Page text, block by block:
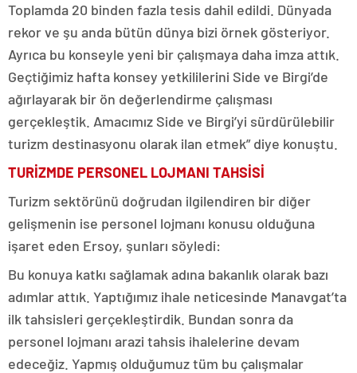
Toplamda 20 binden fazla tesis dahil edildi. Dünyada
rekor ve şu anda bütün dünya bizi örnek gösteriyor.
Ayrıca bu konseyle yeni bir çalışmaya daha imza attık.
Geçtiğimiz hafta konsey yetkililerini Side ve Birgi’de
ağırlayarak bir ön değerlendirme çalışması
gerçekleştik. Amacımız Side ve Birgi’yi sürdürülebilir
turizm destinasyonu olarak ilan etmek” diye konuştu.
TURİZMDE PERSONEL LOJMANI TAHSİSİ
Turizm sektörünü doğrudan ilgilendiren bir diğer
gelişmenin ise personel lojmanı konusu olduğuna
işaret eden Ersoy, şunları söyledi:
Bu konuya katkı sağlamak adına bakanlık olarak bazı
adımlar attık. Yaptığımız ihale neticesinde Manavgat’ta
ilk tahsisleri gerçekleştirdik. Bundan sonra da
personel lojmanı arazi tahsis ihalelerine devam
edeceğiz. Yapmış olduğumuz tüm bu çalışmalar